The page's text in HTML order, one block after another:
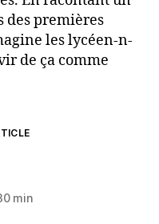
des premières
les lycéen-n-
de ça comme
min